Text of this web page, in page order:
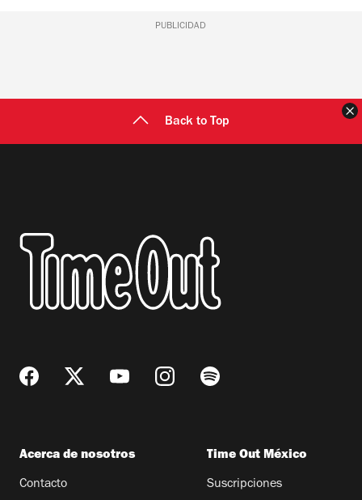
PUBLICIDAD
Back to Top
Acerca de nosotros
Contacto
Time Out México
Suscripciones